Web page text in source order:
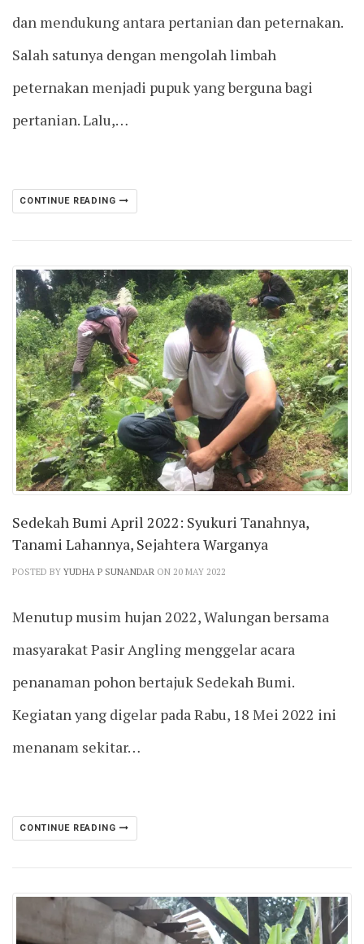
dan mendukung antara pertanian dan peternakan.
Salah satunya dengan mengolah limbah
peternakan menjadi pupuk yang berguna bagi
pertanian. Lalu,…
CONTINUE READING
Sedekah Bumi April 2022: Syukuri Tanahnya,
Tanami Lahannya, Sejahtera Warganya
POSTED BY YUDHA P SUNANDAR ON 20 MAY 2022
Menutup musim hujan 2022, Walungan bersama
masyarakat Pasir Angling menggelar acara
penanaman pohon bertajuk Sedekah Bumi.
Kegiatan yang digelar pada Rabu, 18 Mei 2022 ini
menanam sekitar…
CONTINUE READING